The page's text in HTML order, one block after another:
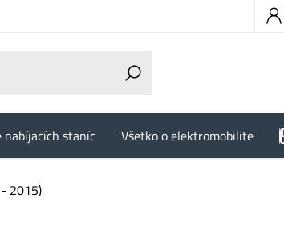
nabíjacích staníc Všetko o elektromobilite
2015)